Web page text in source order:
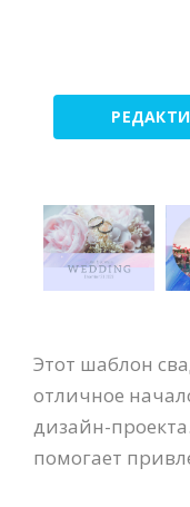
Этот шаблон
отличное
дизайн-
помогает